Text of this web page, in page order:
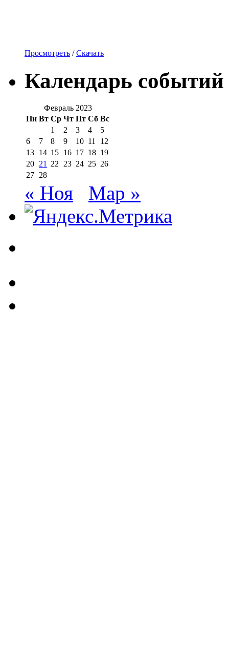
Просмотреть /Скачать
Календарь событий
Февраль 2023
Пн Вт Ср Чт Пт Сб Вс
1
2 3 4
5
6
7 8 9 10 11
12
13 14 15 16 17 18 19
20 21 22 23 24 25 26
27 28
« Ноя Мар »